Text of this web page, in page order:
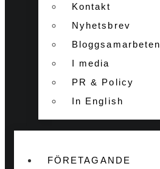
Kontakt
Nyhetsbrev
Bloggsamarbeten
I media
PR & Policy
In English
FÖRETAGANDE